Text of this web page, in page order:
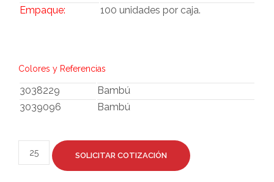
Empaque: 100 unidades por caja.
Colores y Referencias
3038229
Bambú
3039096
Bambú
SOLICITAR COTIZACIÓN